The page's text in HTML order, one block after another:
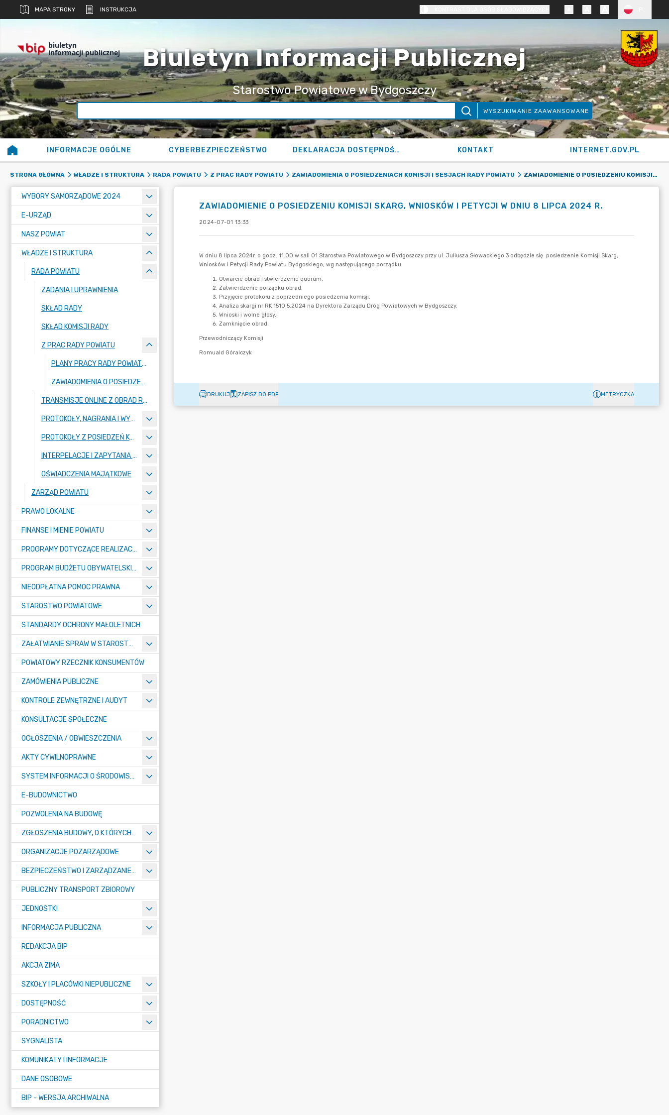
MAPA STRONY INSTRUKCJA
biuletyn
informacji publicznej Biuletyn Informacji Publicznej
Starostwo Powiatowe w Bydgoszczy
WYSZUKIWANIE ZAAWANSOWANE
INFORMACJE OGÓLNE CYBERBEZPIECZEŃSTWO DEKLARACJA DOSTĘPNOŚCI KONTAKT INTERNET.GOV.PL
STRONA GŁÓWNA WŁADZE I STRUKTURA RADA POWIATU Z PRAC RADY POWIATU ZAWIADOMIENIA O POSIEDZENIACH KOMISJI I SESJACH RADY POWIATU ZAWIADOMIENIE O POSIEDZENIU KOMISJI SKARG, WNIOSKÓW I PETYCJI W DNIU 8 LIPCA 2024 R.
WYBORY SAMORZĄDOWE 2024
E-URZĄD
NASZ POWIAT
WŁADZE I STRUKTURA
RADA POWIATU
ZADANIA I UPRAWNIENIA
SKŁAD RADY
SKŁAD KOMISJI RADY
Z PRAC RADY POWIATU
PLANY PRACY RADY POWIATU I KOMISJI
ZAWIADOMIENIA O POSIEDZENIACH KOMISJI I SESJACH RADY POWIATU
TRANSMISJE ONLINE Z OBRAD RADY POWIATU BYDGOSKIEGO
PROTOKOŁY, NAGRANIA I WYNIKI GŁOSOWAŃ Z SESJI RADY POWIATU
PROTOKOŁY Z POSIEDZEŃ KOMISJI
INTERPELACJE I ZAPYTANIA RADNYCH
OŚWIADCZENIA MAJĄTKOWE
ZARZĄD POWIATU
PRAWO LOKALNE
FINANSE I MIENIE POWIATU
PROGRAMY DOTYCZĄCE REALIZACJI ZADAŃ PUBLICZNYCH
PROGRAM BUDŻETU OBYWATELSKIEGO POWIATU BYDGOSKIEGO
NIEODPŁATNA POMOC PRAWNA
STAROSTWO POWIATOWE
STANDARDY OCHRONY MAŁOLETNICH
ZAŁATWIANIE SPRAW W STAROSTWIE
POWIATOWY RZECZNIK KONSUMENTÓW
ZAMÓWIENIA PUBLICZNE
KONTROLE ZEWNĘTRZNE I AUDYT
KONSULTACJE SPOŁECZNE
OGŁOSZENIA / OBWIESZCZENIA
AKTY CYWILNOPRAWNE
SYSTEM INFORMACJI O ŚRODOWISKU
E-BUDOWNICTWO
POZWOLENIA NA BUDOWĘ
ZGŁOSZENIA BUDOWY, O KTÓRYCH MOWA W ART. 29 UST. 1 PKT 1A, 2B I 19A USTAWY PRAWO BUDOWLANE
ORGANIZACJE POZARZĄDOWE
BEZPIECZEŃSTWO I ZARZĄDZANIE KRYZYSOWE
PUBLICZNY TRANSPORT ZBIOROWY
JEDNOSTKI
INFORMACJA PUBLICZNA
REDAKCJA BIP
AKCJA ZIMA
SZKOŁY I PLACÓWKI NIEPUBLICZNE
DOSTĘPNOŚĆ
PORADNICTWO
SYGNALISTA
KOMUNIKATY I INFORMACJE
DANE OSOBOWE
BIP - WERSJA ARCHIWALNA
ZAWIADOMIENIE O POSIEDZENIU KOMISJI SKARG, WNIOSKÓW I PETYCJI W DNIU 8 LIPCA 2024 R.
2024-07-01 13:33
DRUKUJ ZAPISZ DO PDF METRYCZKA